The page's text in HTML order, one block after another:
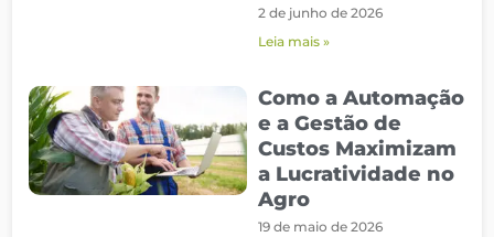
2 de junho de 2026
Leia mais »
Como a Automação
e a Gestão de
Custos Maximizam
a Lucratividade no
Agro
19 de maio de 2026